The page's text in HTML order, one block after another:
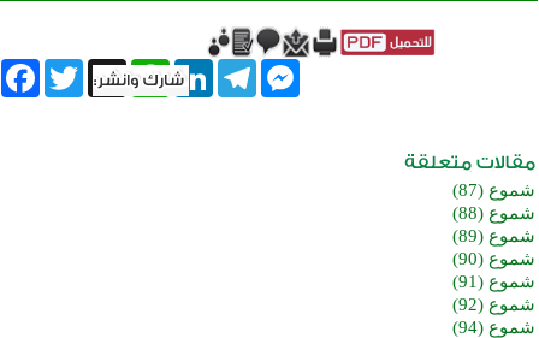
Twitter X
WhatsAppLinkedInTelegram
Messenger
شموع (87)
شموع (88)
شموع (89)
شموع (90)
شموع (91)
شموع (92)
شموع (94)